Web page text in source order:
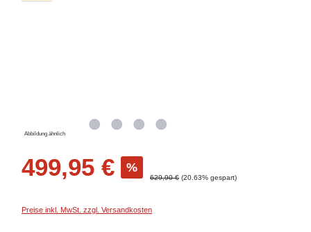
Abbildung ähnlich
499,95 € %
Regulärer Preis:
629,90 € (20.63% gespart)
Preise inkl. MwSt. zzgl. Versandkosten